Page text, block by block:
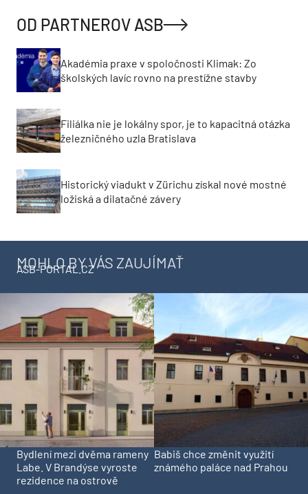
OD PARTNEROV ASB
Akadémia praxe v spoločnosti Klimak: Zo
školských lavíc rovno na prestížne stavby
Filiálka nie je lokálny spor, je to kapacitná otázka
železničného uzla Bratislava
Historický viadukt v Zürichu získal nové mostné
ložiská a dilatačné závery
MOHLO BY VÁS ZAUJÍMAŤ
ASB-PORTAL.CZ
Bydlení mezi dvěma rameny
Labe. V Brandýse vyroste
rezidence na ostrově
Babiš chce změnit využití
známého paláce nad Prahou